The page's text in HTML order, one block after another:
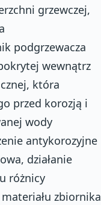
grzewczej,
podgrzewacza
wewnątrz
która
przed korozją i
wody
antykorozyjne
działanie
różnicy
zbiornika